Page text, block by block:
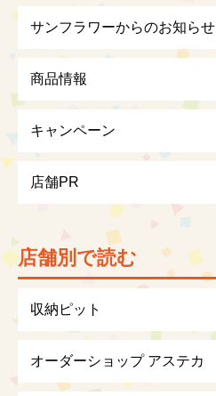
サンフラワーからのお知らせ
商品情報
キャンペーン
店舗PR
店舗別で読む
収納ピット
オーダーショップ アステカ